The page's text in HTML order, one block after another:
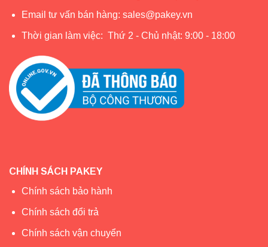
Email tư vấn bán hàng: sales@pakey.vn
Thời gian làm việc: Thứ 2 - Chủ nhật: 9:00 - 18:00
CHÍNH SÁCH PAKEY
Chính sách bảo hành
Chính sách đổi trả
Chính sách vận chuyển